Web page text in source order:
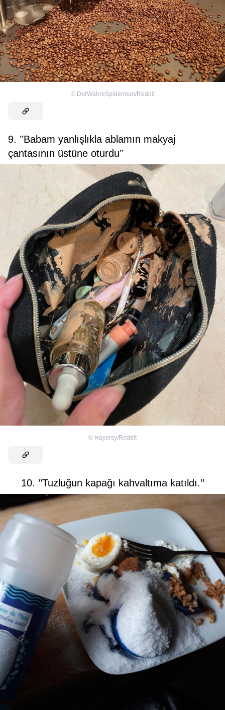
© DerWahreSpiderman/Reddit
9. ’’Babam yanlışlıkla ablamın makyaj
çantasının üstüne oturdu’’
© Hayersy/Reddit
10. ’’Tuzluğun kapağı kahvaltıma katıldı.’’